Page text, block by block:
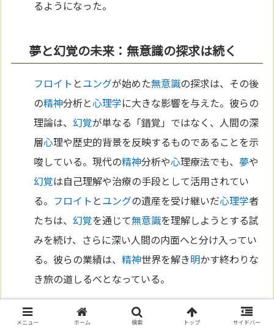
るようになった。
夢と幻覚の未来：無意識の探求は続く
フロイト とユングが始めた無意識の探求は、その後
の精神分析と心理学に大きな影響を与えた。彼らの
理論は、幻覚が単なる「錯覚」ではなく、人間の深
層心理や歴史的背景を反映するものであることを示
唆している。現代の精神分析や心理療法でも、 夢や
幻覚は自己理解や治療の手段として活用されてい
る。 フロイト とユングの遺産を受け継いだ心理学者
たちは、幻覚を通じて無意識を理解しようとする試
みを続け、さらに深い人間の内面へと分け入ってい
る。彼らの業績は、精神世界を解き明かす終わりな
き旅の道しるべとなっている。
第8章 幻覚の神経科学的理解
メニュー ホーム 検索 トップ サイドバー